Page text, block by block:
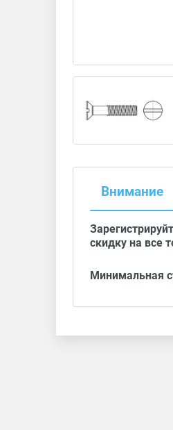
Внимание
скидку на все
Минимальная